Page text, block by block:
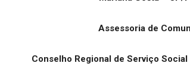
Assessoria de
Conselho Regional de Serviço Social